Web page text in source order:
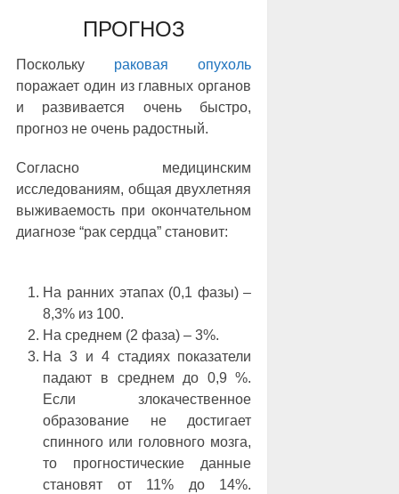
ПРОГНОЗ
Поскольку раковая опухоль
поражает один из главных органов
и развивается очень быстро,
прогноз не очень радостный.
Согласно медицинским
исследованиям, общая двухлетняя
выживаемость при окончательном
диагнозе “рак сердца” становит:
На ранних этапах (0,1 фазы) ‒
8,3% из 100.
На среднем (2 фаза) ‒ 3%.
На 3 и 4 стадиях показатели
падают в среднем до 0,9 %.
Если злокачественное
образование не достигает
спинного или головного мозга,
то прогностические данные
становят от 11% до 14%.